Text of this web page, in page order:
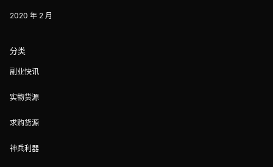
2020 年 2 月
分类
副业快讯
实物货源
求购货源
神兵利器